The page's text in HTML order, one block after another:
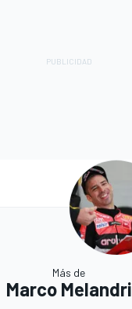
Más de
Marco Melandri